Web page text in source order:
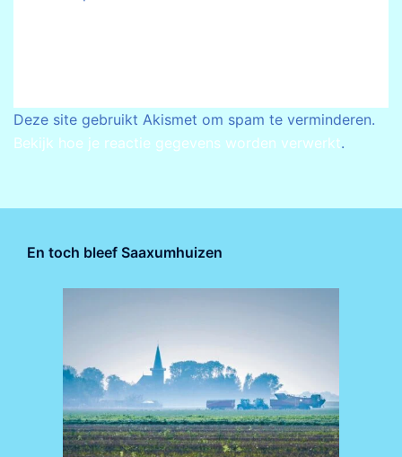
Deze site gebruikt Akismet om spam te verminderen.
Bekijk hoe je reactie gegevens worden verwerkt.
En toch bleef Saaxumhuizen